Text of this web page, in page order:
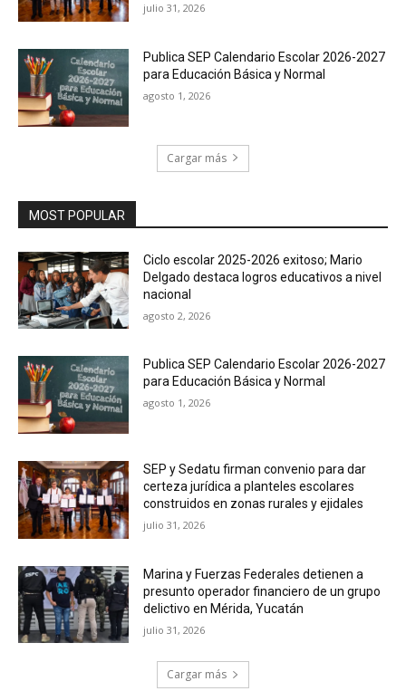
julio 31, 2026
Publica SEP Calendario Escolar 2026-2027
para Educación Básica y Normal
agosto 1, 2026
Cargar más
MOST POPULAR
Ciclo escolar 2025-2026 exitoso; Mario
Delgado destaca logros educativos a nivel
nacional
agosto 2, 2026
Publica SEP Calendario Escolar 2026-2027
para Educación Básica y Normal
agosto 1, 2026
SEP y Sedatu firman convenio para dar
certeza jurídica a planteles escolares
construidos en zonas rurales y ejidales
julio 31, 2026
Marina y Fuerzas Federales detienen a
presunto operador financiero de un grupo
delictivo en Mérida, Yucatán
julio 31, 2026
Cargar más